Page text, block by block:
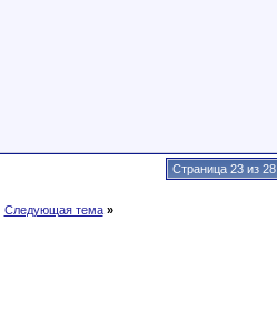
Страница 23 из 28
Следующая тема »